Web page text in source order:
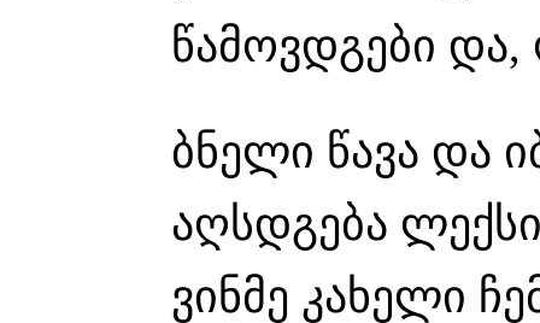
წამოვდგები
ბნელი წავა და
აღსდგება
ვინმე კახელი